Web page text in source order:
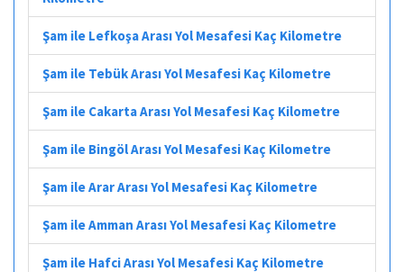
Şam ile Lefkoşa Arası Yol Mesafesi Kaç Kilometre
Şam ile Tebük Arası Yol Mesafesi Kaç Kilometre
Şam ile Cakarta Arası Yol Mesafesi Kaç Kilometre
Şam ile Bingöl Arası Yol Mesafesi Kaç Kilometre
Şam ile Arar Arası Yol Mesafesi Kaç Kilometre
Şam ile Amman Arası Yol Mesafesi Kaç Kilometre
Şam ile Hafci Arası Yol Mesafesi Kaç Kilometre